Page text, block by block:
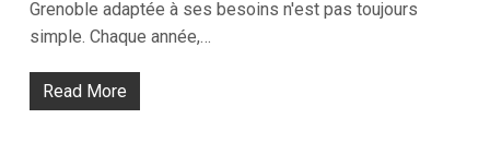
Grenoble adaptée à ses besoins n'est pas toujours
simple. Chaque année,…
Read More